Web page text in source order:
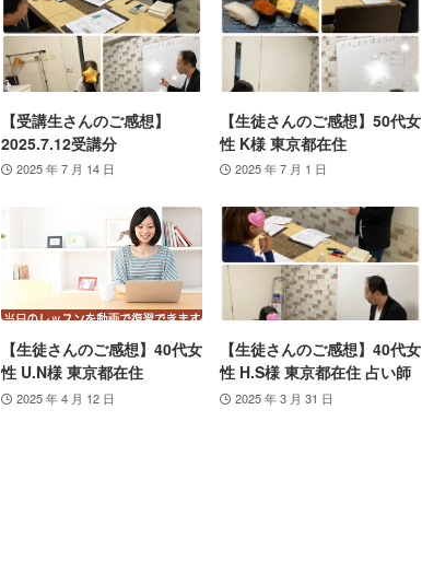
【受講生さんのご感想】
2025.7.12受講分
2025 年 7 月 14 日
【生徒さんのご感想】50代女
性 K様 東京都在住
2025 年 7 月 1 日
【生徒さんのご感想】40代女
性 U.N様 東京都在住
2025 年 4 月 12 日
【生徒さんのご感想】40代女
性 H.S様 東京都在住 占い師
2025 年 3 月 31 日